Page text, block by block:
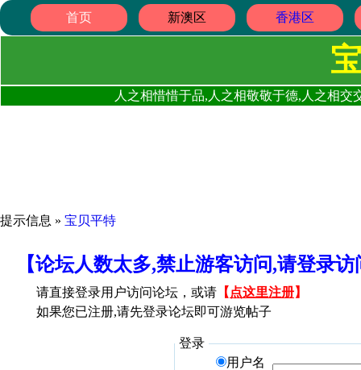
首页 新澳区 香港区
人之相惜惜于品,人之相敬敬于德,人之相
提示信息 » 宝贝平特
【论坛人数太多,禁止游客访问,请登录
请直接登录用户访问论坛，或请 【 点这里注册】
如果您已注册,请先登录论坛即可游览帖子
登录
用户名